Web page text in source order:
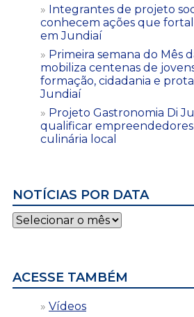
Integrantes de projeto
conhecem ações que
em Jundiaí
Primeira semana do Mês
mobiliza centenas de
formação, cidadania e
Jundiaí
Projeto Gastronomia Di
qualificar empreendedores
culinária local
NOTÍCIAS POR DATA
Notícias
por
ACESSE TAMBÉM
Vídeos